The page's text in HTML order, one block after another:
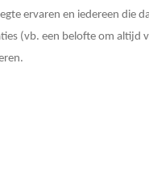
ervaren en iedereen die
(vb. een belofte om altijd